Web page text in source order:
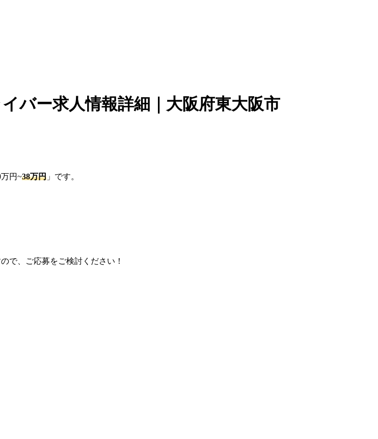
バー求人情報詳細｜大阪府東大阪市
円~38万円 」です。
で、ご応募をご検討ください！